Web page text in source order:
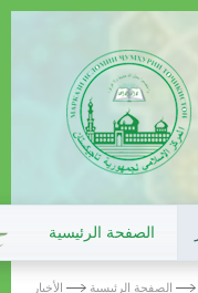
الصفحة الرئيسية
الصفحة الرئيسية الأخبار